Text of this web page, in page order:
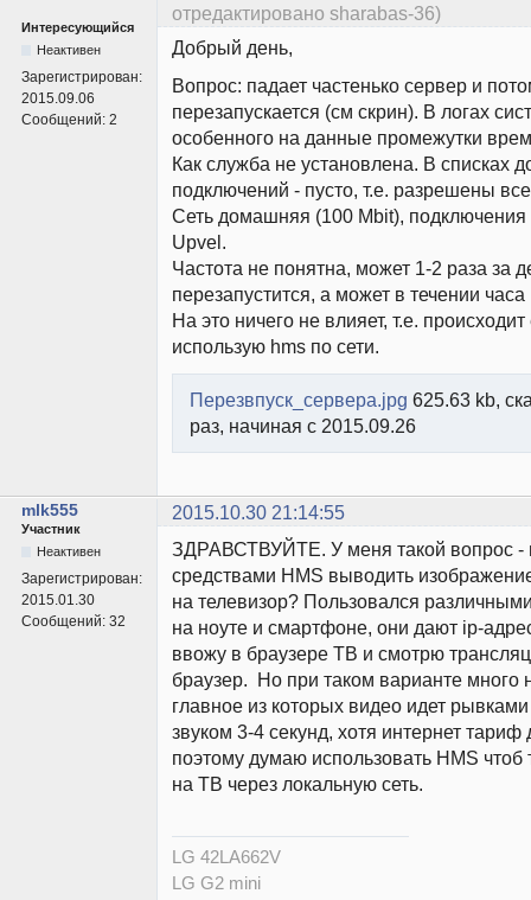
отредактировано sharabas-36)
Интересующийся
Неактивен
Зарегистрирован:
2015.09.06
Сообщений: 2
Добрый день,
Вопрос: падает частенько сервер и
перезапускается (см скрин). В логах
особенного на данные промежутки
Как служба не установлена. В списках
подключений - пусто, т.е. разрешены
Сеть домашняя (100 Мbit), подключения
Upvel.
Частота не понятна, может 1-2 раза за
перезапустится, а может в течении
На это ничего не влияет, т.е.
использую hms по сети.
Перезвпуск_сервера.jpg 625.63 kb,
раз, начиная с 2015.09.26
mlk555 2015.10.30 21:14:55
Участник
Неактивен
Зарегистрирован:
2015.01.30
Сообщений: 32
ЗДРАВСТВУЙТЕ. У меня такой вопрос -
средствами HMS выводить
на телевизор? Пользовался
на ноуте и смартфоне, они дают ip-
ввожу в браузере ТВ и смотрю
браузер. Но при таком варианте много
главное из которых видео идет
звуком 3-4 секунд, хотя интернет
поэтому думаю использовать HMS
на ТВ через локальную сеть.
LG 42LA662V
LG G2 mini